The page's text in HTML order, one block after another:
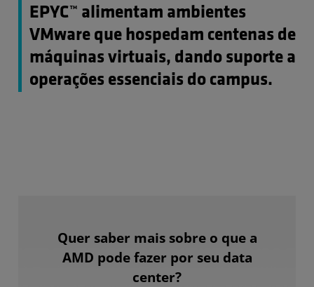
EPYC™ alimentam ambientes
VMware que hospedam centenas de
máquinas virtuais, dando suporte a
operações essenciais do campus.
Quer saber mais sobre o que a
AMD pode fazer por seu data
center?